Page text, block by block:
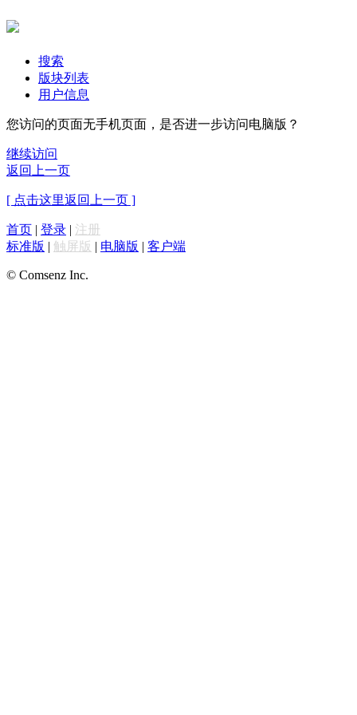
搜索
版块列表
用户信息
您访问的页面无手机页面，是否进一步访问电脑版？
继续访问
返回上一页
[ 点击这里返回上一页 ]
首页 | 登录 | 注册
标准版 | 触屏版 | 电脑版 | 客户端
© Comsenz Inc.